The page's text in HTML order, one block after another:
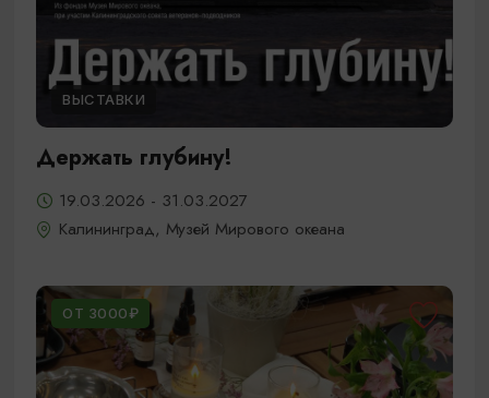
ВЫСТАВКИ
Держать глубину!
19.03.2026 - 31.03.2027
Калининград, Музей Мирового океана
ОТ 3000₽